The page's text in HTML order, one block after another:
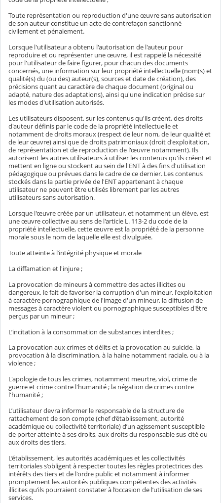
Toute représentation ou reproduction d'une œuvre sans autorisation
de son auteur constitue un acte de contrefaçon sanctionné
civilement et pénalement.
Lorsque l'utilisateur a obtenu l'autorisation de l'auteur pour
reproduire et ou représenter une œuvre, il est rappelé la nécessité
pour l'utilisateur de faire figurer, pour chacun des documents
concernés, une information sur leur propriété intellectuelle (nom(s) et
qualité(s) du (ou des) auteur(s), sources et date de création), des
précisions quant au caractère de chaque document (original ou
adapté, nature des adaptations), ainsi qu'une indication précise sur
les modes d'utilisation autorisés.
Les utilisateurs disposent, sur les contenus qu'ils créent, des droits
d'auteur définis par le code de la propriété intellectuelle et
notamment de droits moraux (respect de leur nom, de leur qualité et
de leur œuvre) ainsi que de droits patrimoniaux (droit d'exploitation,
de représentation et de reproduction de l'œuvre notamment). Ils
autorisent les autres utilisateurs à utiliser les contenus qu'ils créent et
mettent en ligne ou stockent au sein de l'ENT à des fins d'utilisation
pédagogique ou prévues dans le cadre de ce dernier. Les contenus
stockés dans la partie privée de l'ENT appartenant à chaque
utilisateur ne peuvent être utilisés librement par les autres
utilisateurs sans autorisation.
Lorsque l'œuvre créée par un utilisateur, et notamment un élève, est
une œuvre collective au sens de l'article L. 113-2 du code de la
propriété intellectuelle, cette œuvre est la propriété de la personne
morale sous le nom de laquelle elle est divulguée.
Toute atteinte à l’intégrité physique et morale
La diffamation et l'injure ;
La provocation de mineurs à commettre des actes illicites ou
dangereux, le fait de favoriser la corruption d'un mineur, l'exploitation
à caractère pornographique de l'image d'un mineur, la diffusion de
messages à caractère violent ou pornographique susceptibles d'être
perçus par un mineur ;
L’incitation à la consommation de substances interdites ;
La provocation aux crimes et délits et la provocation au suicide, la
provocation à la discrimination, à la haine notamment raciale, ou à la
violence ;
L'apologie de tous les crimes, notamment meurtre, viol, crime de
guerre et crime contre l'humanité ; la négation de crimes contre
l'humanité ;
L’utilisateur devra informer le responsable de la structure de
rattachement de son compte (chef d’établissement, autorité
académique ou collectivité territoriale) d’un agissement susceptible
de porter atteinte à ses droits, aux droits du responsable sus-cité ou
aux droits des tiers.
L’établissement, les autorités académiques et les collectivités
territoriales s’obligent à respecter toutes les règles protectrices des
intérêts des tiers et de l'ordre public et notamment à informer
promptement les autorités publiques compétentes des activités
illicites qu’ils pourraient constater à l’occasion de l’utilisation de ses
services.